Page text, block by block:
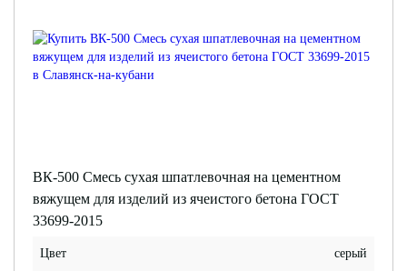
ВК-500 Смесь сухая шпатлевочная на цементном
вяжущем для изделий из ячеистого бетона ГОСТ
33699-2015
Цвет серый